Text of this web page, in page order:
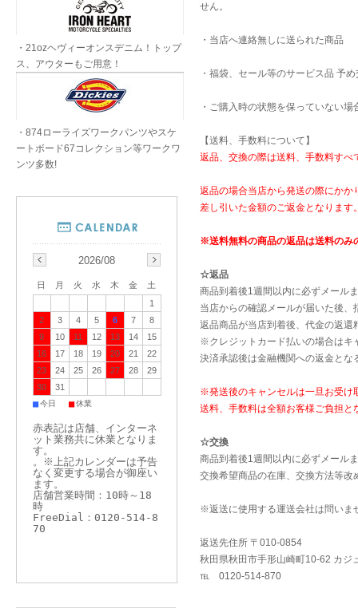
せん。
・当店へ連絡無しに送られた商品
・福袋、セール等のサービス品 予
・ご購入時の状態を保っていない
【送料、手数料について】
返品、交換の際は送料、手数料すべ
返品の場合当店から発送の際にか
差し引いた金額のご返金となります
※送料無料の商品の返品は送料のみ
☆返品
商品到着後1週間以内に必ずメール
当店からの確認メールが届いた後
返品商品が当店到着後、代金の返還
※クレジットカード払いの場合はキ
決済承認後は金融機関への返金とな
※発送後のキャンセルは一旦お受け
送料、手数料は全額お客様ご負担と
☆交換
商品到着後1週間以内に必ずメール
交換希望商品の在庫、交換方法等改
※返送に使用する運送会社は問いま
返送先住所 〒010-0854
秋田県秋田市手形山崎町10-62 カジ
℡ 0120-514-870
・21ozヘヴィーオンスデニム！トップ
ス、アウターもご用意！
・874ローライズワークパンツやスケ
ートボード67コレクション等ワークワ
ンツ多数!
2026/08
日 月 火 水 木 金
土
1
2
3 4 5 6 7
8
9
10 11 12 13 14
15
16
17 18 19 20 21
22
23
24 25 26 27 28
29
30
31
■今日 ■休業
赤表記は店舗、インターネ
ット業務共に休業となりま
す。
。※上記カレンダーは予告
なく変更する場合が御座い
ます。
店舗営業時間：10時～18
時
FreeDial：0120-514-8
70